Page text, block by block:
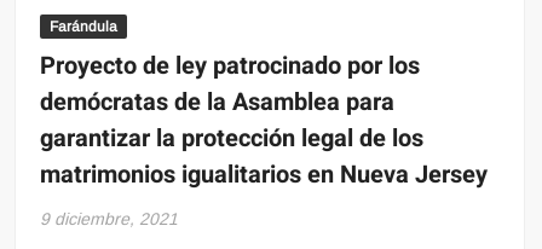
Farándula
Proyecto de ley patrocinado por los
demócratas de la Asamblea para
garantizar la protección legal de los
matrimonios igualitarios en Nueva Jersey
9 diciembre, 2021